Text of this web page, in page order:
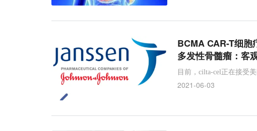
BCMA CAR-T细
多发性骨髓瘤：客
目前，cilta-cel正在接受
2021-06-03